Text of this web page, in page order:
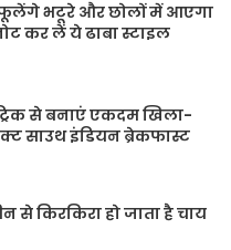
फूलेंगे भटूरे और छोलों में आएगा
कर लें ये ढाबा स्टाइल
से बनाएं एकदम खिला-
साउथ इंडियन ब्रेकफास्ट
से किरकिरा हो जाता है चाय